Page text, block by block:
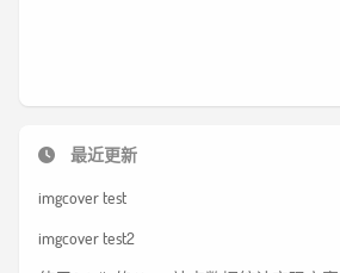
最近更新
imgcover test
imgcover test2